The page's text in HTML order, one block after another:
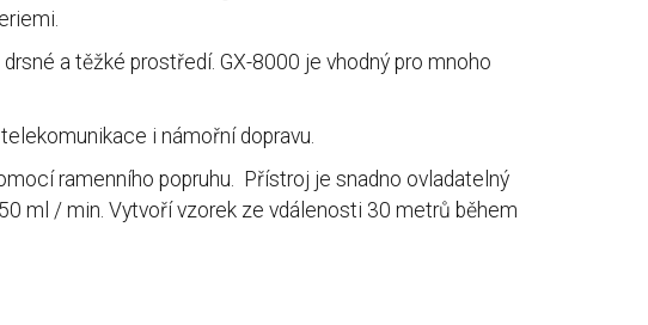
a těžké prostředí. GX-8000 je vhodný pro mnoho
i námořní dopravu.
ramenního popruhu. Přístroj je snadno ovladatelný
ml / min. Vytvoří vzorek ze vdálenosti 30 metrů během